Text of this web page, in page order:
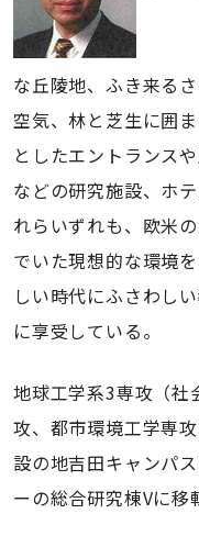
な丘陵地、ふき来る
空気、林と芝生に囲
としたエントランス
などの研究施設、ホ
れらいずれも、欧米
でいた現想的な環境
しい時代にふさわし
に享受している。
地球工学系3専攻（社
攻、都市環境工学専
設の地吉田キャンパ
ーの総合研究棟Vに移